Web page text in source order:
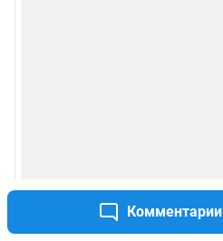
Комментарии